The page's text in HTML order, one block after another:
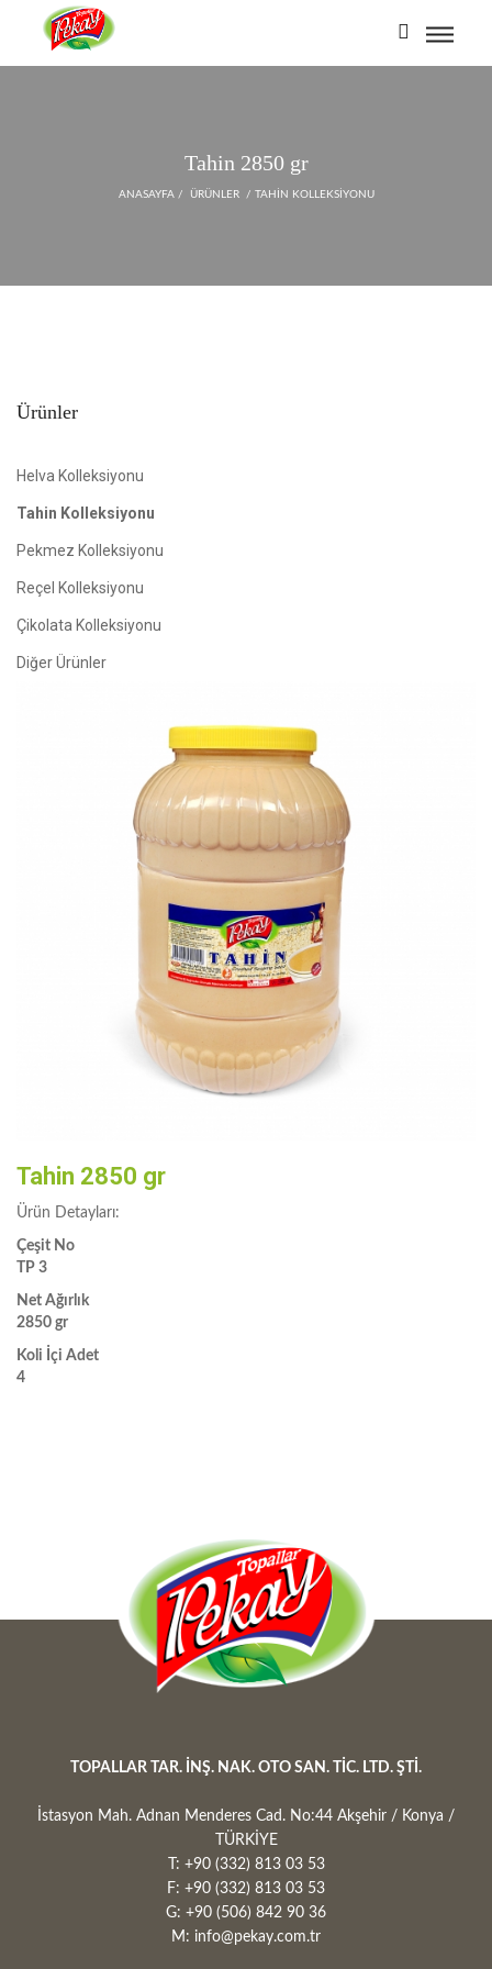
Tahin 2850 gr
ANASAYFA/ ÜRÜNLER / TAHIN KOLLEKSIYONU
Ürünler
Helva Kolleksiyonu
Tahin Kolleksiyonu
Pekmez Kolleksiyonu
Reçel Kolleksiyonu
Çikolata Kolleksiyonu
Diğer Ürünler
Tahin 2850 gr
Ürün Detayları:
Çeşit No
TP 3
Net Ağırlık
2850 gr
Koli İçi Adet
4
TOPALLAR TAR. İNŞ. NAK. OTO SAN. TİC. LTD. ŞTİ.
İstasyon Mah. Adnan Menderes Cad. No:44 Akşehir / Konya /
TÜRKİYE
T: +90 (332) 813 03 53
F: +90 (332) 813 03 53
G: +90 (506) 842 90 36
M: info@pekay.com.tr